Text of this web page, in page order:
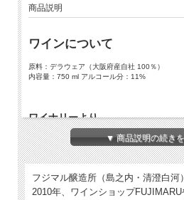
商品説明
ワインについて
原料：デラウェア（大阪府産自社 100％）
内容量：750 ml アルコール分：11%
ワイナリーより
●FUJIMARU のデラウェア
私たちはデラウェアがワイン用ブドウとしても
原の自社畑で丹精込め て育てるデラウェアは房
も、どちらかと言えば滋味深く体に染み込むよ
ます
▼ 商品説明の続き
フジマル醸造所（島之内・清澄白河
2010年、ワインショップ